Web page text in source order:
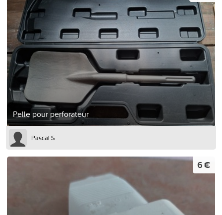
Pelle pour perforateur
Pascal S
6 €